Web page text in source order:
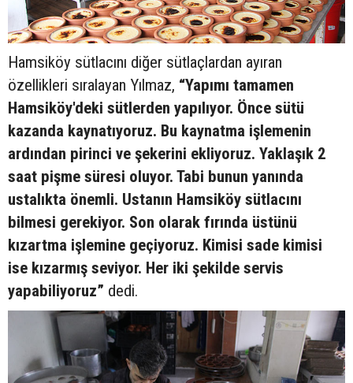
Hamsiköy sütlacını diğer sütlaçlardan ayıran
özellikleri sıralayan Yılmaz, “Yapımı tamamen
Hamsiköy'deki sütlerden yapılıyor. Önce sütü
kazanda kaynatıyoruz. Bu kaynatma işlemenin
ardından pirinci ve şekerini ekliyoruz. Yaklaşık 2
saat pişme süresi oluyor. Tabi bunun yanında
ustalıkta önemli. Ustanın Hamsiköy sütlacını
bilmesi gerekiyor. Son olarak fırında üstünü
kızartma işlemine geçiyoruz. Kimisi sade kimisi
ise kızarmış seviyor. Her iki şekilde servis
yapabiliyoruz” dedi.